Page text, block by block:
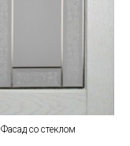
Фасад со стеклом